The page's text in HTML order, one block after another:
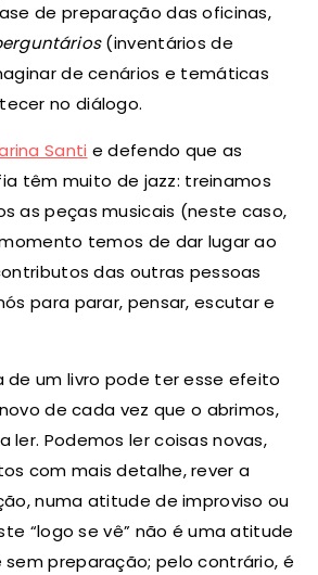
de preparação das oficinas,
(inventários de
de cenários e temáticas
no diálogo.
Santi e defendo que as
têm muito de jazz: treinamos
as peças musicais (neste caso,
temos de dar lugar ao
das outras pessoas
para parar, pensar, escutar e
de um livro pode ter esse efeito
de cada vez que o abrimos,
ler. Podemos ler coisas novas,
com mais detalhe, rever a
numa atitude de improviso ou
“logo se vê” não é uma atitude
preparação; pelo contrário, é